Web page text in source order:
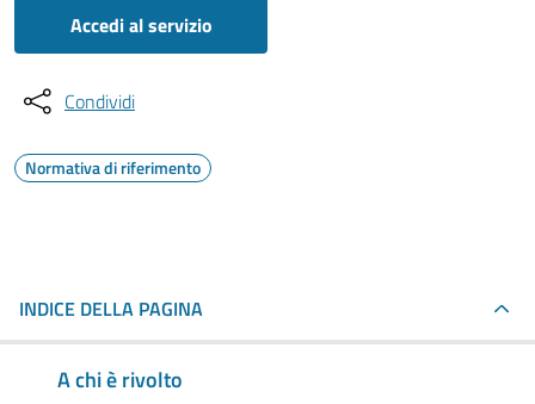
Accedi al servizio
Condividi
Normativa di riferimento
INDICE DELLA PAGINA
A chi è rivolto